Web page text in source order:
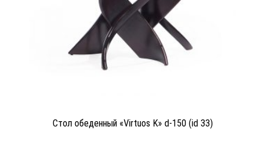
Стол обеденный «Virtuos K» d-150 (id 33)